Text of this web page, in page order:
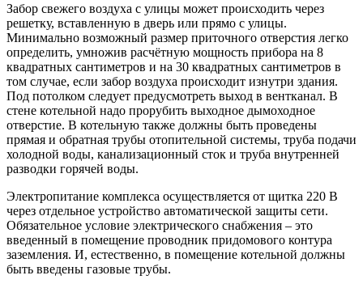
Забор свежего воздуха с улицы может происходить через
решетку, вставленную в дверь или прямо с улицы.
Минимально возможный размер приточного отверстия легко
определить, умножив расчётную мощность прибора на 8
квадратных сантиметров и на 30 квадратных сантиметров в
том случае, если забор воздуха происходит изнутри здания.
Под потолком следует предусмотреть выход в вентканал. В
стене котельной надо прорубить выходное дымоходное
отверстие. В котельную также должны быть проведены
прямая и обратная трубы отопительной системы, труба подачи
холодной воды, канализационный сток и труба внутренней
разводки горячей воды.
Электропитание комплекса осуществляется от щитка 220 В
через отдельное устройство автоматической защиты сети.
Обязательное условие электрического снабжения – это
введенный в помещение проводник придомового контура
заземления. И, естественно, в помещение котельной должны
быть введены газовые трубы.